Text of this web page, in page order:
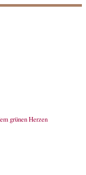
grünen Herzen